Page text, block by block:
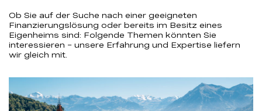
Ob Sie auf der Suche nach einer geeigneten
Finanzierungslösung oder bereits im Besitz eines
Eigenheims sind: Folgende Themen könnten Sie
interessieren – unsere Erfahrung und Expertise liefern
wir gleich mit.